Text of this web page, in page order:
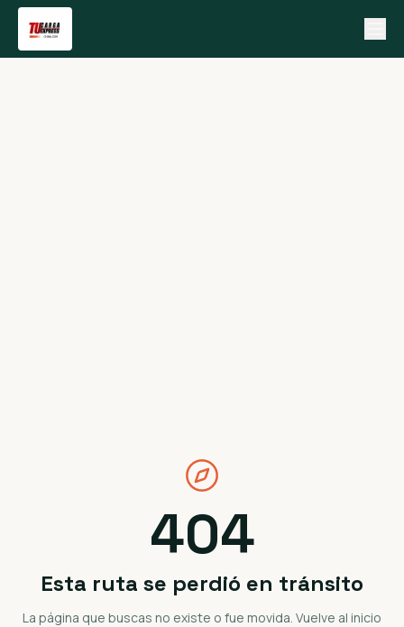
404
Esta ruta se perdió en tránsito
La página que buscas no existe o fue movida. Vuelve al inicio